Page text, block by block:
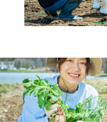
周辺エリアガイド
イベント情報や畑の様子、
おすすめメニュー・商品を配信中！